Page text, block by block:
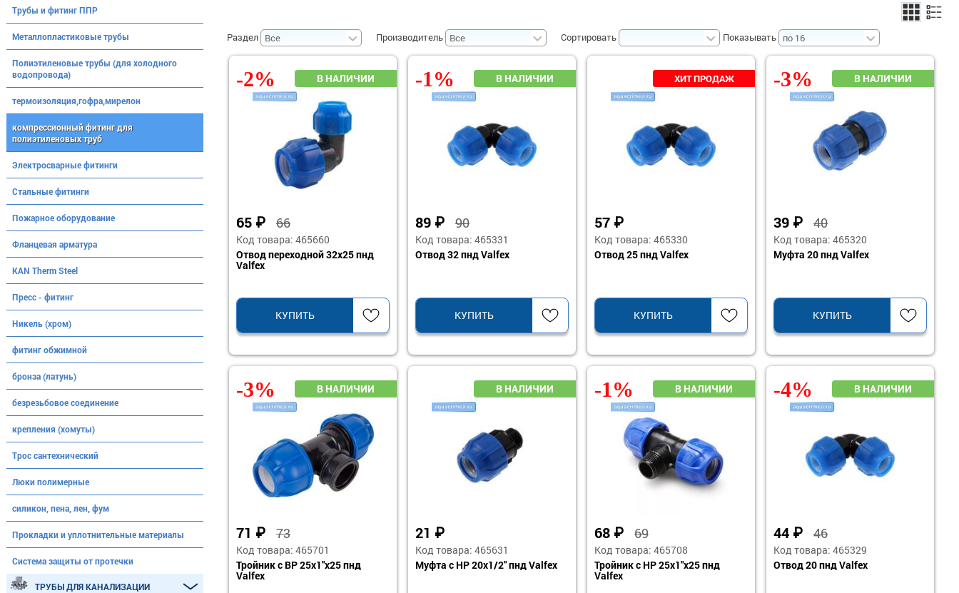
Раздел Производитель Сортировать Показывать
65 ₽ 66
Код товара: 465660
Отвод переходной 32х25 пнд
Valfex
КУПИТЬ
-2%
89 ₽ 90
Код товара: 465331
Отвод 32 пнд Valfex
КУПИТЬ
-1%
57 ₽
Код товара: 465330
Отвод 25 пнд Valfex
КУПИТЬ
39 ₽ 40
Код товара: 465320
Муфта 20 пнд Valfex
КУПИТЬ
-3%
71 ₽ 73
Код товара: 465701
Тройник с ВР 25х1"х25 пнд
Valfex
-3%
21 ₽
Код товара: 465631
Муфта с НР 20х1/2" пнд Valfex
68 ₽ 69
Код товара: 465708
Тройник с НР 25х1"х25 пнд
Valfex
-1%
44 ₽ 46
Код товара: 465329
Отвод 20 пнд Valfex
-4%
Трубы и фитинг ППР
Металлопластиковые трубы
Полиэтиленовые трубы (для холодного
водопровода)
термоизоляция,гофра,мирелон
компрессионный фитинг для
полиэтиленовых труб
Электросварные фитинги
Стальные фитинги
Пожарное оборудование
Фланцевая арматура
KAN Therm Steel
Пресс - фитинг
Никель (хром)
фитинг обжимной
бронза (латунь)
безрезьбовое соединение
крепления (хомуты)
Трос сантехнический
Люки полимерные
силикон, пена, лен, фум
Прокладки и уплотнительные материалы
Система защиты от протечки
ТРУБЫ ДЛЯ КАНАЛИЗАЦИИ